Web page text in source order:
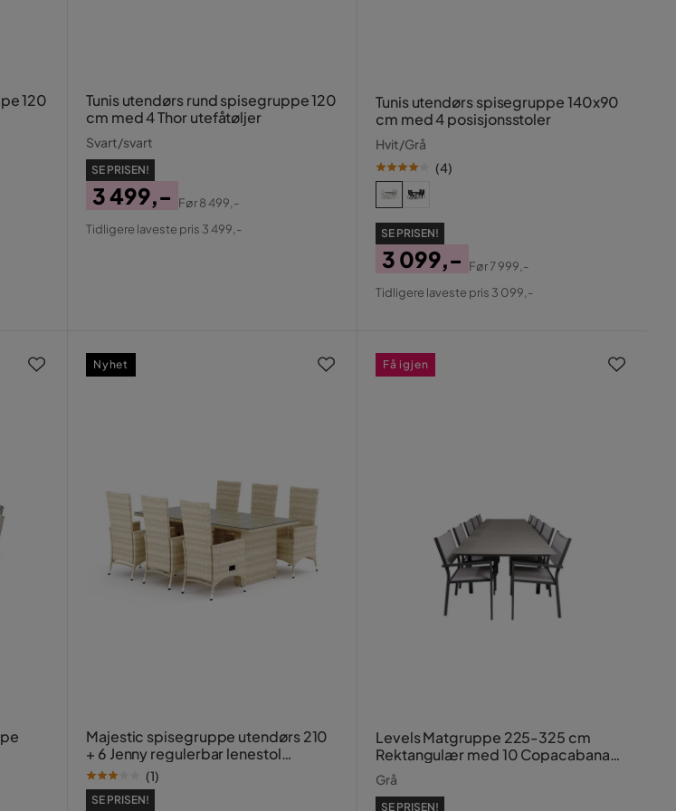
120
Tunis utendørs rund spisegruppe 120
cm med 4 Thor utefåtøljer
Svart/svart
SE PRISEN!
Pris
3 499,-
Original
Før8 499,-
Tidligere laveste pris 3 499,-
Tunis utendørs spisegruppe 140x90
cm med 4 posisjonsstoler
Hvit/Grå
(4)
SE PRISEN!
Pris
3 099,-
Original
Før7 999,-
Tidligere laveste pris 3 099,-
Majestic spisegruppe utendørs 210
+ 6 Jenny regulerbar lenestol
Comfort Garden Beige
(1)
SE PRISEN!
Nyhet
Levels Matgruppe 225-325 cm
Rektangulær med 10 Copacabana
Stoler
Grå
SE PRISEN!
Få igjen